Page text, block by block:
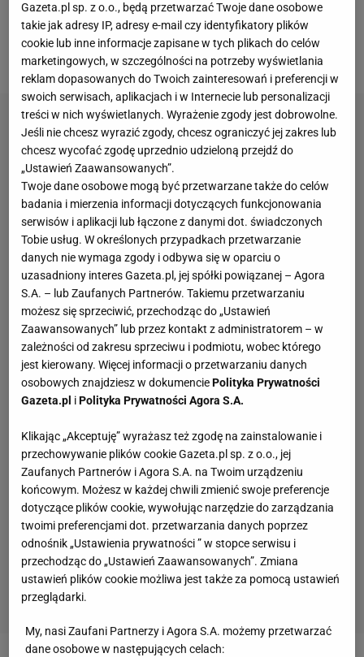
we Frankfurcie. Polacy w fazie grupowej pokonali
Portugalię 4:1 i Szwajcarię 4:2.W efekcie zajęli
pierwsze miejsce w grupie.
Gazeta.pl sp. z o.o., będą przetwarzać Twoje dane osobowe
takie jak adresy IP, adresy e-mail czy identyfikatory plików
cookie lub inne informacje zapisane w tych plikach do celów
marketingowych, w szczególności na potrzeby wyświetlania
reklam dopasowanych do Twoich zainteresowań i preferencji w
swoich serwisach, aplikacjach i w Internecie lub personalizacji
treści w nich wyświetlanych. Wyrażenie zgody jest dobrowolne.
Jeśli nie chcesz wyrazić zgody, chcesz ograniczyć jej zakres lub
chcesz wycofać zgodę uprzednio udzieloną przejdź do
„Ustawień Zaawansowanych”.
Twoje dane osobowe mogą być przetwarzane także do celów
badania i mierzenia informacji dotyczących funkcjonowania
serwisów i aplikacji lub łączone z danymi dot. świadczonych
Tobie usług. W określonych przypadkach przetwarzanie
danych nie wymaga zgody i odbywa się w oparciu o
uzasadniony interes Gazeta.pl, jej spółki powiązanej – Agora
S.A. – lub Zaufanych Partnerów. Takiemu przetwarzaniu
możesz się sprzeciwić, przechodząc do „Ustawień
Zaawansowanych” lub przez kontakt z administratorem – w
zależności od zakresu sprzeciwu i podmiotu, wobec którego
jest kierowany. Więcej informacji o przetwarzaniu danych
osobowych znajdziesz w dokumenciePolityka Prywatności
Gazeta.pl iPolityka Prywatności Agora S.A.
Klikając „Akceptuję” wyrażasz też zgodę na zainstalowanie i
przechowywanie plików cookie Gazeta.pl sp. z o.o., jej
Zaufanych Partnerów i Agora S.A. na Twoim urządzeniu
końcowym. Możesz w każdej chwili zmienić swoje preferencje
dotyczące plików cookie, wywołując narzędzie do zarządzania
twoimi preferencjami dot. przetwarzania danych poprzez
odnośnik „Ustawienia prywatności ” w stopce serwisu i
przechodząc do „Ustawień Zaawansowanych”. Zmiana
ustawień plików cookie możliwa jest także za pomocą ustawień
przeglądarki.
My, nasi Zaufani Partnerzy i Agora S.A. możemy przetwarzać
dane osobowe w następujących celach: